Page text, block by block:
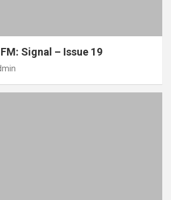
Signal – Issue 19